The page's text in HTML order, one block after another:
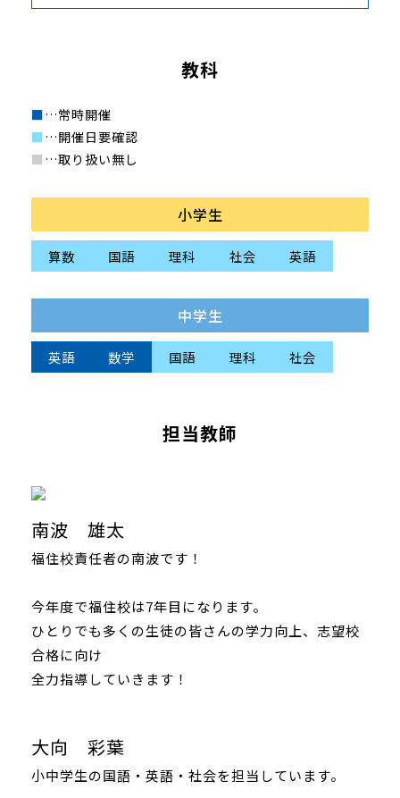
教科
■…常時開催
■ …開催日要確認
■ …取り扱い無し
小学生
算数 国語 理科 社会 英語
中学生
英語 数学 国語 理科 社会
担当教師
南波 雄太
福住校責任者の南波です！
今年度で福住校は7年目になります。
ひとりでも多くの生徒の皆さんの学力向上、志望校
合格に向け
全力指導していきます！
大向 彩葉
小中学生の国語・英語・社会を担当しています。